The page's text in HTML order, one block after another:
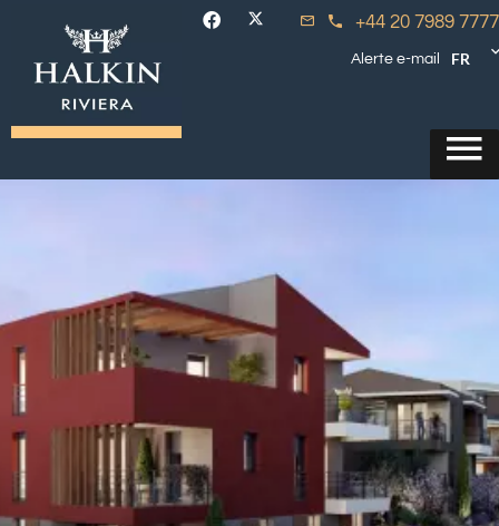
+44 20 7989 7777
Alerte e-mail FR